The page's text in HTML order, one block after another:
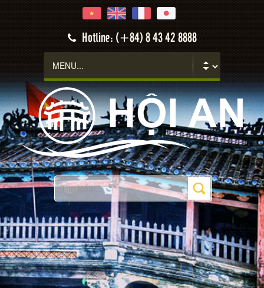
Hotline: (+84) 8 43 42 8888